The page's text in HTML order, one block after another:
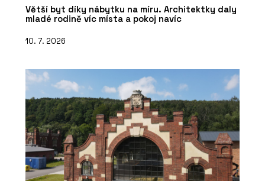
Větší byt díky nábytku na míru. Architektky daly
mladé rodině víc místa a pokoj navíc
10. 7. 2026